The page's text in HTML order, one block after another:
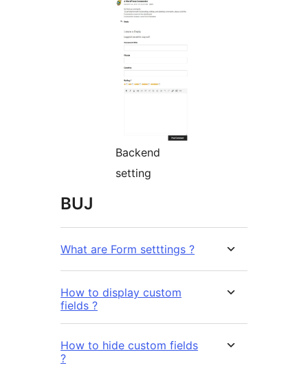
Backend
setting
BUJ
What are Form setttings ?
How to display custom
fields ?
How to hide custom fields
?